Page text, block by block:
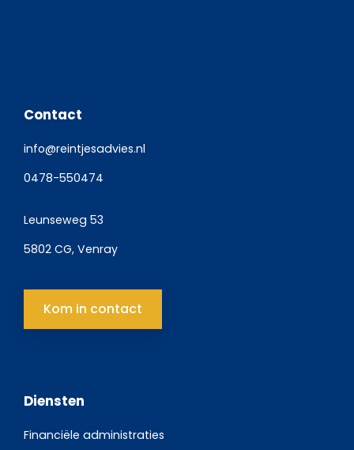
Contact
info@reintjesadvies.nl
0478-550474
Leunseweg 53
5802 CG, Venray
Kom in contact
Diensten
Financiële administraties